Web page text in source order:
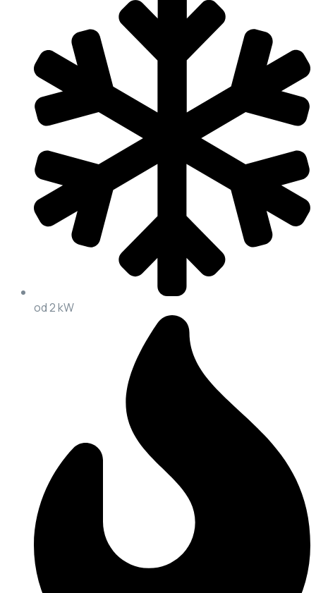
od 2 kW